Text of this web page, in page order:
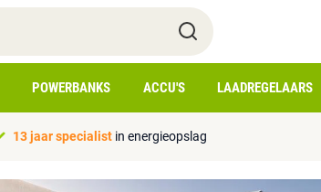
POWERBANKS ACCU'S LAADREGELAARS
13 jaar specialist in energieopslag